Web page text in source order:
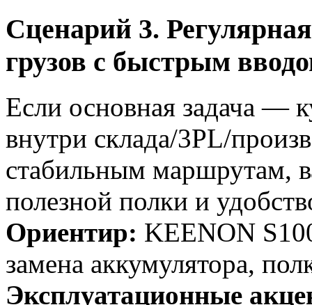
Сценарий 3.
грузов с быстрым
Если основная задача —
внутри склада/3PL/
стабильным маршрутам,
полезной полки и
Ориентир: KEENON
замена аккумулятора,
Эксплуатационные